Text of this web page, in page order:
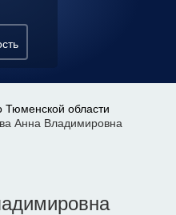
области
Анна Владимировна